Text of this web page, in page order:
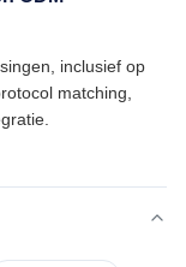
inclusief op
matching,